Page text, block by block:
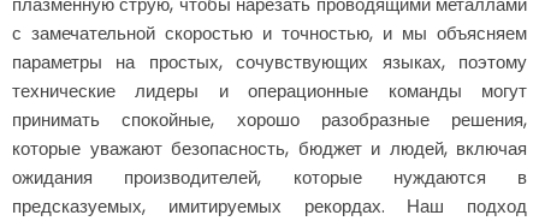
с замечательной скоростью и точностью, и мы объясняем
параметры на простых, сочувствующих языках, поэтому
технические лидеры и операционные команды могут
принимать спокойные, хорошо разобразные решения,
которые уважают безопасность, бюджет и людей, включая
ожидания производителей, которые нуждаются в
предсказуемых, имитируемых рекордах. Наш подход